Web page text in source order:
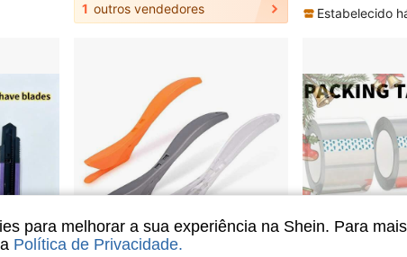
1 outros vendedores Estabelecido
para melhorar a sua experiência na Shein. Para
Política de Privacidade.